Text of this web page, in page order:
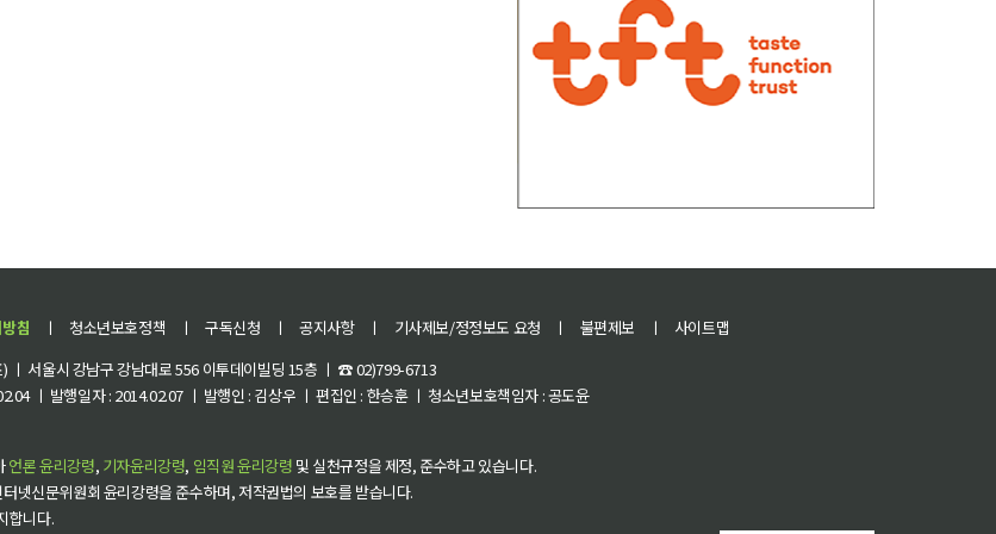
침 ㅣ 청소년보호정책 ㅣ 구독신청 ㅣ 공지사항 ㅣ 기사제보/정정보도 요청 ㅣ 불편제보 ㅣ
사이트맵
ㅣ 서울시 강남구 강남대로 556 이투데이빌딩 15층 ㅣ ☎ 02)799-6713
ㅣ 발행일자 : 2014.02.07 ㅣ 발행인 : 김상우 ㅣ 편집인 : 한승훈 ㅣ 청소년보호책임자 : 공도윤
언론 윤리강령, 기자윤리강령, 임직원 윤리강령 및 실천규정을 제정, 준수하고 있습니다.
넷신문위원회 윤리강령을 준수하며, 저작권법의 보호를 받습니다.
합니다.